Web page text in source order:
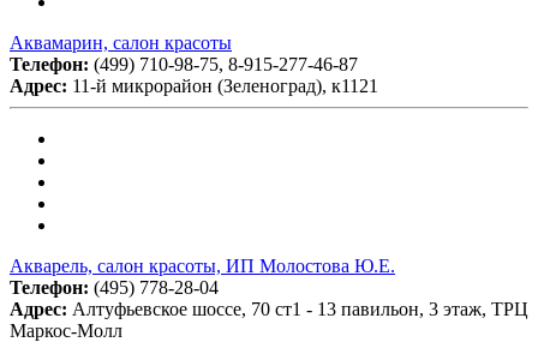
Аквамарин, салон красоты
Телефон: (499) 710-98-75, 8-915-277-46-87
Адрес: 11-й микрорайон (Зеленоград), к1121
Акварель, салон красоты, ИП Молостова Ю.Е.
Телефон: (495) 778-28-04
Адрес: Алтуфьевское шоссе, 70 ст1 - 13 павильон, 3 этаж, ТРЦ
Маркос-Молл